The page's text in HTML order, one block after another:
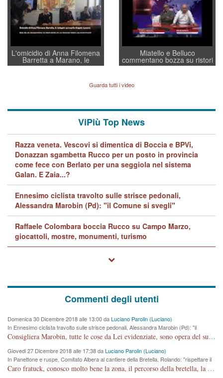
L'omicidio di Anna Filomena
Barretta a Marano, le
indagini dei carabinieri di
Lavarra: più avvincenti di
quelle di... Barbara D'Urso
Miatello e Belluco
commentano bozza su ristori
BPVi e Veneto Banca
Guarda tutti i video
ViPiù Top News
Razza veneta. Vescovi si dimentica di Boccia e BPVi,
Donazzan sgambetta Rucco per un posto in provincia
come fece con Berlato per una seggiola nel sistema
Galan. E Zaia...?
Ennesimo ciclista travolto sulle strisce pedonali,
Alessandra Marobin (Pd): "il Comune si svegli"
Raffaele Colombara boccia Rucco su Campo Marzo,
giocattoli, mostre, monumenti, turismo
Commenti degli utenti
Domenica 30 Dicembre 2018 alle 13:00 daLuciano Parolin (Luciano)
In Ennesimo ciclista travolto sulle strisce pedonali, Alessandra Marobin (Pd): "il
Comune si svegli"
Consigliera Marobin, tutte le cose da Lei evidenziate, sono opera del suo ex Assessore e compagno di Partito Antonio Marco Dalla Pozza Assessore alla "progettazione" di piste ciclabili e altre porcherie. A lui manderei il conto da saldare per incidenti e danni alle persone. E' ora che "finiamola." Avete perso rassegnatevi. qui IL SINDACO RUCCO NON C'ENTRA PER NIENTE. CAPITO!!!!!!!! Amen.
Giovedi 27 Dicembre 2018 alle 17:38 daLuciano Parolin (Luciano)
In Panettone e ruspe, Comitato Albera al cantiere della Bretella. Rolando: "rispettare il
cronoprogramma"
Caro fratuck, conosco molto bene la zona, il percorso della bretella, la situazione dei cittadini, abito in Viale Trento. A partire dal 2003 ho partecipato al Comitato di Maddalene pro bretella, e a riunioni propositive per apportare modifiche al progetto. Numerose mie foto del territorio sono arrivate a Roma, altri miei interventi (non graditi dalla Sx) sono stati pubblicati dal GdV, assieme ad altri come Ciro Asproso, ora favorevole alla bretella. Ho partecipato alla raccolta firme per la chiusura della strada x 5 giorni eseguita dal Sindaco Hullwech per sforamento 180 Micro/g. Pertanto come impegno per la tematica sono apposto con la coscienza. Ora il Progetto è partito, fine! Voglio dire che la nuova Giunta "comunale" non c'entra più. L'opera sarà "malauguratamente" eseguita, ma non con il mio placet. Il Consigliere Comunale dovrebbe capire che la campagna elettorale è finita, con buona pace di tutti. Quello che invece dovrebbe interessare è la proprietà della strada, dall'uscita autostradale Ovest, sino alla Rotatoria dell'Albara, vi sono tre possessori: Autostrade SpA; La Provincia, il Comune. Come la mettiamo per il futuro ? I costi, da 50 sono saliti a 100 milioni di € come dire 20 milioni a KM (!) da non credere. Comunque si farà. Ma nessuno canti Vittoria, anzi meglio non farne un ulteriore fatto "partitico" per questioni elettorali o di seggio. Se mi manda la sua mail, sono disponibile ad inviare i documenti e le foto sopra descritte. Con ossequi, Luciano Parolin